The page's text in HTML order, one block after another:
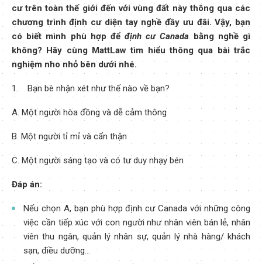
cư trên toàn thế giới đến với vùng đất này thông qua các
chương trình định cư diện tay nghề đầy ưu đãi. Vậy, bạn
có biết mình phù hợp đểđịnh cư Canadabằng nghề gì
không? Hãy cùng MattLaw tìm hiểu thông qua bài trắc
nghiệm nho nhỏ bên dưới nhé.
1. Bạn bè nhận xét như thế nào về bạn?
A. Một người hòa đồng và dễ cảm thông
B. Một người tỉ mỉ và cẩn thận
C. Một người sáng tạo và có tư duy nhạy bén
Đáp án:
Nếu chọn A, bạn phù hợp định cư Canada với những công
việc cần tiếp xúc với con người như nhân viên bán lẻ, nhân
viên thu ngân, quản lý nhân sự, quản lý nhà hàng/ khách
sạn, điều dưỡng…